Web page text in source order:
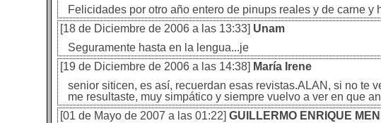
Felicidades por otro año entero de pinups reales y de carne y
[18 de Diciembre de 2006 a las 13:33] Unam
Seguramente hasta en la lengua...je
[19 de Diciembre de 2006 a las 14:38] María Irene
senior siticen, es así, recuerdan esas revistas.ALAN, si no te
me resultaste, muy simpático y siempre vuelvo a ver en que
[01 de Mayo de 2007 a las 01:22] GUILLERMO ENRIQUE